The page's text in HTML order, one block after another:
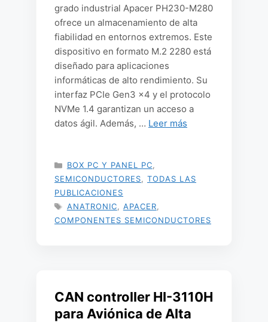
grado industrial Apacer PH230-M280
ofrece un almacenamiento de alta
fiabilidad en entornos extremos. Este
dispositivo en formato M.2 2280 está
diseñado para aplicaciones
informáticas de alto rendimiento. Su
interfaz PCIe Gen3 x4 y el protocolo
NVMe 1.4 garantizan un acceso a
datos ágil. Además, … Leer más
CATEGORÍAS
BOX PC Y PANEL PC
SEMICONDUCTORES
TODAS LAS
PUBLICACIONES
ETIQUETAS
ANATRONIC APACER
COMPONENTES SEMICONDUCTORES
CAN controller HI-3110H
para Aviónica de Alta